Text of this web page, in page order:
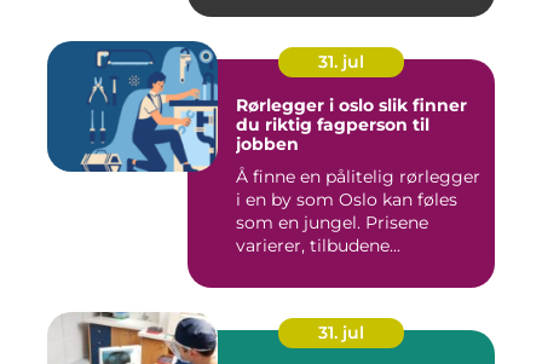
31. jul
Rørlegger i oslo slik finner
du riktig fagperson til
jobben
Å finne en pålitelig rørlegger
i en by som Oslo kan føles
som en jungel. Prisene
varierer, tilbudene...
31. jul